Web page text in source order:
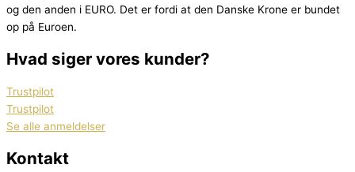
og den anden i EURO. Det er fordi at den Danske Krone er bundet
op på Euroen.
Hvad siger vores kunder?
Trustpilot
Trustpilot
Se alle anmeldelser
Kontakt